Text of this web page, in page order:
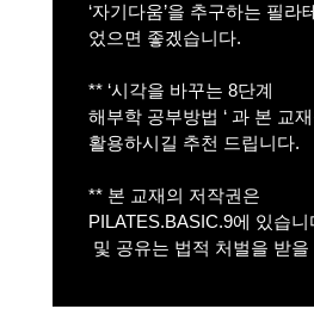
‘자기다움’을 추구하는 필라
었으면 좋겠습니다.
** ‘시각을 바꾸는 8단계
해부학 공부방법 ‘ 과 본 교
활용하시길 추천 드립니다.
** 본 교재의 저작권은
PILATES.BASIC.9에 있습니
및 공유는 법적 처벌을 받